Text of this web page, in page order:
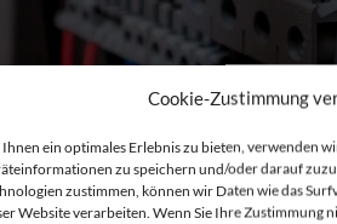
Cookie-Zustimmung
Ihnen ein optimales Erlebnis zu bieten, verwenden
zu speichern und/oder darauf
zustimmen, können wir Daten wie das
Website verarbeiten. Wenn Sie Ihre Zustimmung
Laden
bidirektionales Laden, darunter